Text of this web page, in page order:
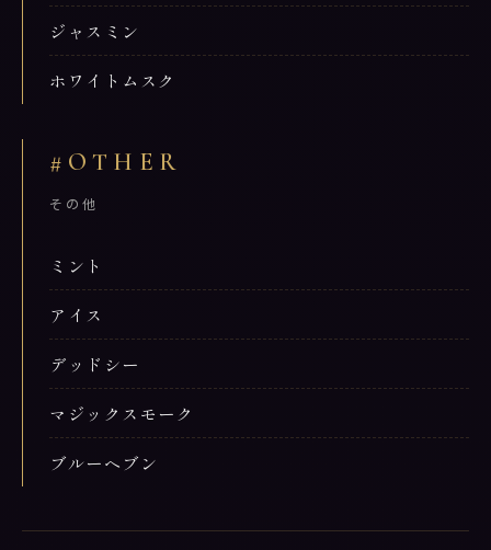
ジャスミン
ホワイトムスク
#OTHER
その他
ミント
アイス
デッドシー
マジックスモーク
ブルーヘブン